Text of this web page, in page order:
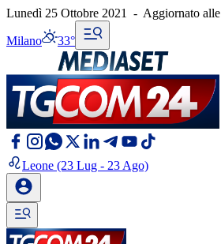
Lunedì 25 Ottobre 2021 - Aggiornato alle
Milano 33°
Leone (23 Lug - 23 Ago)